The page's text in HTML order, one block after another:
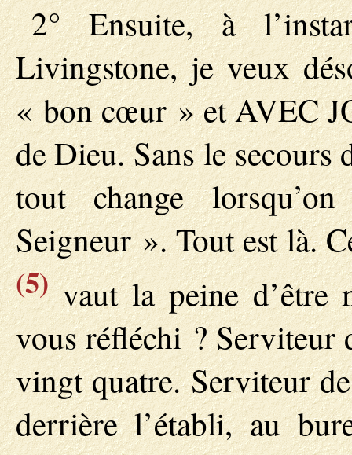
2° Ensuite, à
Livingstone, je veux
« bon cœur » et AVEC
de Dieu. Sans le
tout change
Seigneur ». Tout est là.
(5)vaut la peine d’être
vous réfléchi ? Serviteur
vingt quatre. Serviteur
derrière l’établi, au